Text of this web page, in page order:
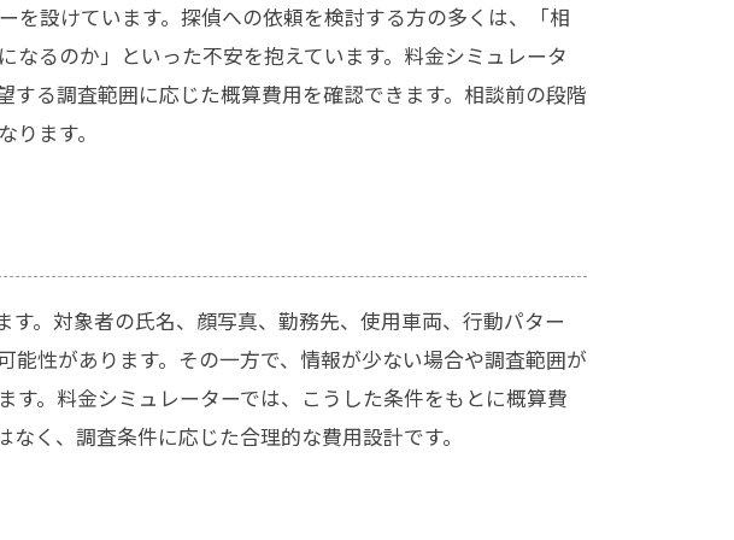
設けています。探偵への依頼を検討する方の多くは、「相
るのか」といった不安を抱えています。料金シミュレータ
る調査範囲に応じた概算費用を確認できます。相談前の段階
ます。
。対象者の氏名、顔写真、勤務先、使用車両、行動パター
性があります。その一方で、情報が少ない場合や調査範囲が
。料金シミュレーターでは、こうした条件をもとに概算費
く、調査条件に応じた合理的な費用設計です。